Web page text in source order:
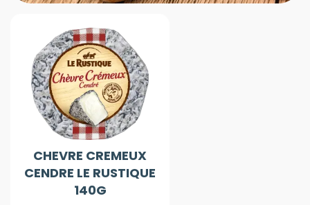
CHEVRE CREMEUX
CENDRE LE RUSTIQUE
140G